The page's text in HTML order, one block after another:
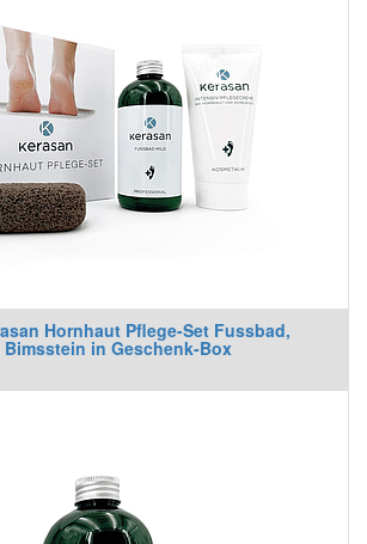
Hornhaut Pflege-Set Fussbad,
Bimsstein in Geschenk-Box